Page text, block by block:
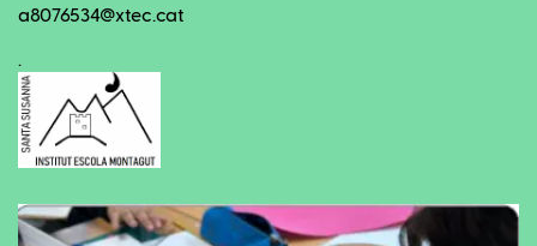
a8076534@xtec.cat
.